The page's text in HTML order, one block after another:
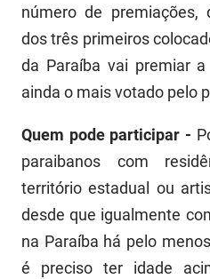
PBGÁS
PB Saúde
PBTUR
PBPREV
PROCASE
número de premiações,
dos três primeiros
da Paraíba vai premiar
ainda o mais votado pelo
Quem pode participar -
paraibanos com
território estadual ou
desde que igualmente
na Paraíba há pelo
é preciso ter idade